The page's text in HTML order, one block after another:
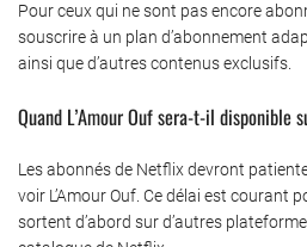
Pour ceux qui ne sont pas encore
souscrire à un plan d’abonnement
ainsi que d’autres contenus exclusifs.
Quand L’Amour Ouf sera-t-il disponible
Les abonnés de Netflix devront
voir L’Amour Ouf. Ce délai est courant
sortent d’abord sur d’autres